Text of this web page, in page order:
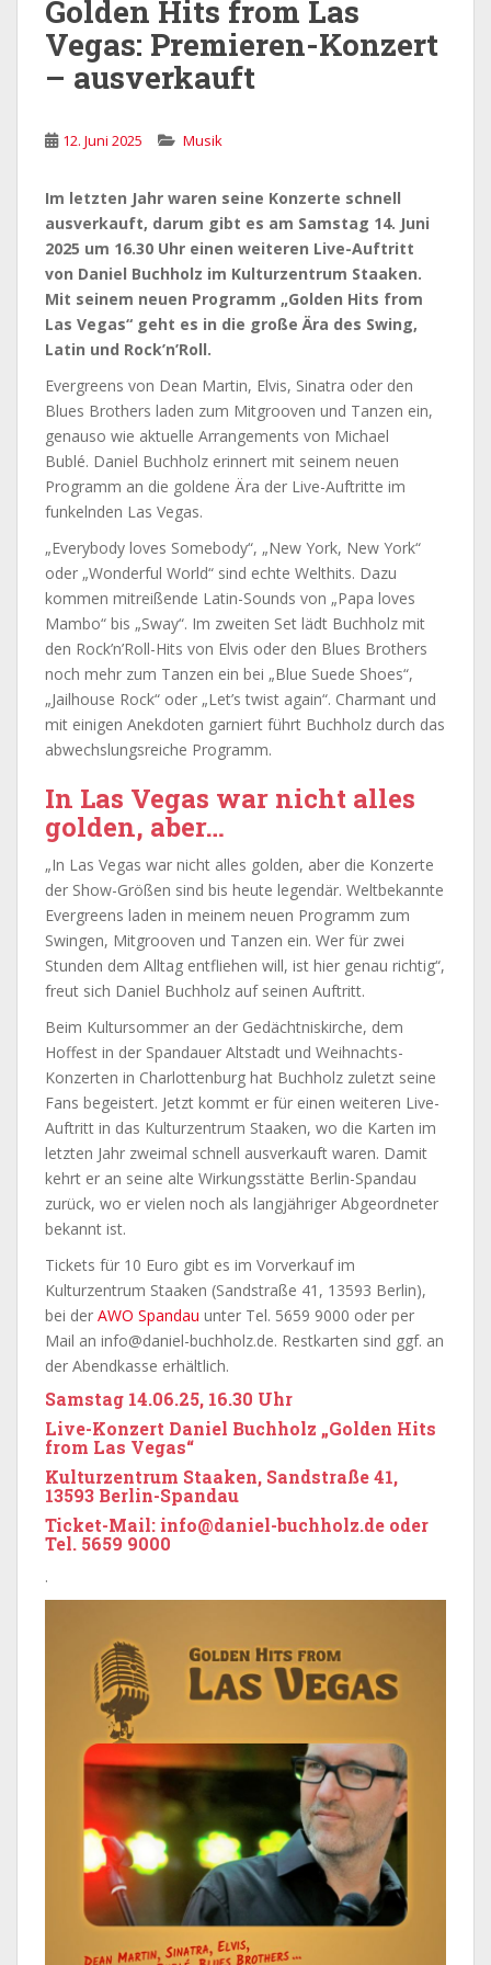
Golden Hits from Las
Vegas: Premieren-Konzert
– ausverkauft
12. Juni 2025 Musik
Im letzten Jahr waren seine Konzerte schnell
ausverkauft, darum gibt es am Samstag 14. Juni
2025 um 16.30 Uhr einen weiteren Live-Auftritt
von Daniel Buchholz im Kulturzentrum Staaken.
Mit seinem neuen Programm „Golden Hits from
Las Vegas“ geht es in die große Ära des Swing,
Latin und Rock’n’Roll.
Evergreens von Dean Martin, Elvis, Sinatra oder den
Blues Brothers laden zum Mitgrooven und Tanzen ein,
genauso wie aktuelle Arrangements von Michael
Bublé. Daniel Buchholz erinnert mit seinem neuen
Programm an die goldene Ära der Live-Auftritte im
funkelnden Las Vegas.
„Everybody loves Somebody“, „New York, New York“
oder „Wonderful World“ sind echte Welthits. Dazu
kommen mitreißende Latin-Sounds von „Papa loves
Mambo“ bis „Sway“. Im zweiten Set lädt Buchholz mit
den Rock’n’Roll-Hits von Elvis oder den Blues Brothers
noch mehr zum Tanzen ein bei „Blue Suede Shoes“,
„Jailhouse Rock“ oder „Let’s twist again“. Charmant und
mit einigen Anekdoten garniert führt Buchholz durch das
abwechslungsreiche Programm.
In Las Vegas war nicht alles
golden, aber…
„In Las Vegas war nicht alles golden, aber die Konzerte
der Show-Größen sind bis heute legendär. Weltbekannte
Evergreens laden in meinem neuen Programm zum
Swingen, Mitgrooven und Tanzen ein. Wer für zwei
Stunden dem Alltag entfliehen will, ist hier genau richtig“,
freut sich Daniel Buchholz auf seinen Auftritt.
Beim Kultursommer an der Gedächtniskirche, dem
Hoffest in der Spandauer Altstadt und Weihnachts-
Konzerten in Charlottenburg hat Buchholz zuletzt seine
Fans begeistert. Jetzt kommt er für einen weiteren Live-
Auftritt in das Kulturzentrum Staaken, wo die Karten im
letzten Jahr zweimal schnell ausverkauft waren. Damit
kehrt er an seine alte Wirkungsstätte Berlin-Spandau
zurück, wo er vielen noch als langjähriger Abgeordneter
bekannt ist.
Tickets für 10 Euro gibt es im Vorverkauf im
Kulturzentrum Staaken (Sandstraße 41, 13593 Berlin),
bei der AWO Spandau unter Tel. 5659 9000 oder per
Mail an info@daniel-buchholz.de. Restkarten sind ggf. an
der Abendkasse erhältlich.
Samstag 14.06.25, 16.30 Uhr
Live-Konzert Daniel Buchholz „Golden Hits
from Las Vegas“
Kulturzentrum Staaken, Sandstraße 41,
13593 Berlin-Spandau
Ticket-Mail: info@daniel-buchholz.de oder
Tel. 5659 9000
.